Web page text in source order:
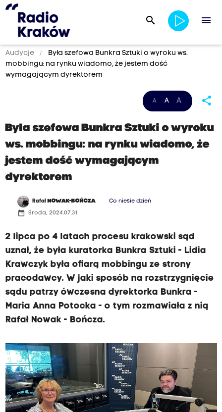
search menu
Audycje
Była szefowa Bunkra Sztuki o wyroku ws.
mobbingu: na rynku wiadomo, że jestem dość
wymagającym dyrektorem
A A A share
Była szefowa Bunkra Sztuki o wyroku
ws. mobbingu: na rynku wiadomo, że
jestem dość wymagającym
dyrektorem
Rafał NOWAK-BOŃCZA Co niesie dzień
date_range Środa, 2024.07.31
2 lipca po 4 latach procesu krakowski sąd
uznał, że była kuratorka Bunkra Sztuki - Lidia
Krawczyk była ofiarą mobbingu ze strony
pracodawcy. W jaki sposób na rozstrzygnięcie
sądu patrzy ówczesna dyrektorka Bunkra -
Maria Anna Potocka - o tym rozmawiała z nią
Rafał Nowak - Bończa.